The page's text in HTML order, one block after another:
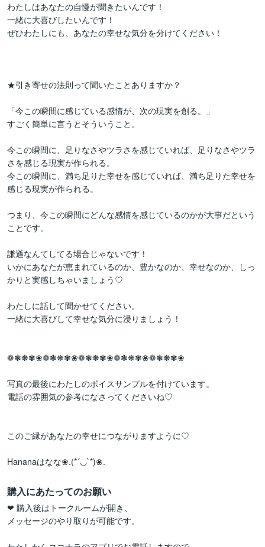
わたしはあなたの自慢が聞きたいんです！
一緒に大喜びしたいんです！
ぜひわたしにも、あなたの幸せな気分を分けてください！
★引き寄せの法則って聞いたことありますか？
「今この瞬間に感じている感情が、次の現実を創る。」
すごく簡単に言うとそういうこと。
今この瞬間に、足りなさやツラさを感じていれば、足りなさやツラ
さを感じる現実が作られる。
今この瞬間に、満ち足りた幸せを感じていれば、満ち足りた幸せを
感じる現実が作られる。
つまり、今この瞬間にどんな感情を感じているのかが大事だという
ことです。
謙遜なんてしてる場合じゃないです！
いかにあなたが恵まれているのか、豊かなのか、幸せなのか、しっ
かりと実感しちゃいましょう♡
わたしに話して聞かせてください。
一緒に大喜びして幸せな気分に浸りましょう！
❁❃❋✾❀❁❃❋✾❀❁❃❋✾❀❁❃❋✾❀❁❃❋✾❀
写真の最後にわたしのボイスサンプルを付けています。
電話の雰囲気の参考になさってくださいね♡
このご縁があなたの幸せにつながりますように♡
Hananaはなな❀.(*´◡`*)❀.
購入にあたってのお願い
❤︎ 購入後はトークルームが開き、
メッセージのやり取りが可能です。